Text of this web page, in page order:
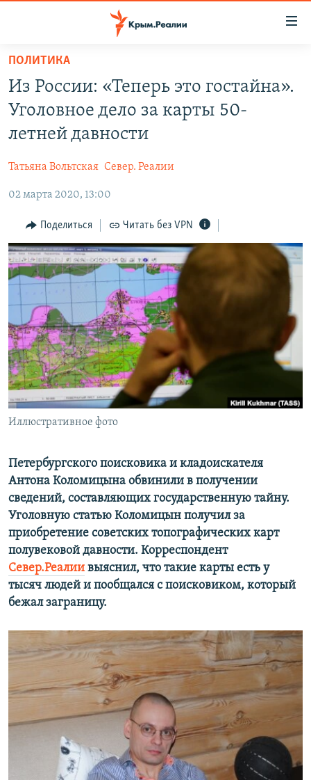
Вернуться
основному
содержанию
главной
Вернутся
поиску
ГРУЗ 200
11 ЛЕТ ОККУПАЦИИ КРЫМА. 11 ИСТОРИЙ СОПРОТИВЛЕНИЯ
ЕЩЕ
ИНТЕРАКТИВ
ИНФОГРАФИКА
ТЕЛЕПРОЕКТ КРЫМ.РЕАЛИИ
СОВЕТЫ ПРАВОЗАЩИТНИКОВ
ПРОПАВШИЕ БЕЗ ВЕСТИ
ПОБЕДИТЕЛЕЙ НЕ СУДЯТ?
КРЫМ.НЕПОКОРЕННЫЙ
ELIFBE
УКРАИНСКАЯ ПРОБЛЕМА КРЫМА
РАДІО СВОБОДА
КАК ОБОЙТИ БЛОКИРОВКУ
Українською
Qırımtatar
ПРИСОЕДИНЯЙТЕСЬ!
Все сайты RFE/RL
ПОЛИТИКА
Из России: «Теперь это гостайна».
Уголовное дело за карты 50-
летней давности
Татьяна Вольтская Север. Реалии
02 марта 2020, 13:00
Поделиться Читать без VPN
Иллюстративное фото
Петербургского поисковика и кладоискателя
Антона Коломицына обвинили в получении
сведений, составляющих государственную тайну.
Уголовную статью Коломицын получил за
приобретение советских топографических карт
полувековой давности. Корреспондент
Север.Реалии выяснил, что такие карты есть у
тысяч людей и пообщался с поисковиком, который
бежал заграницу.